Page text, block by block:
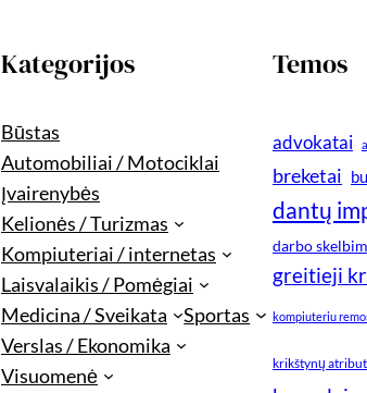
Kategorijos
Būstas
Automobiliai / Motociklai
Įvairenybės
Kelionės / Turizmas
Kompiuteriai / internetas
Laisvalaikis / Pomėgiai
Medicina / Sveikata
Sportas
Verslas / Ekonomika
Visuomenė
Temos
advokatai
breketai
dantų
darbo
greitieji
kompiuteriu
krikštynų